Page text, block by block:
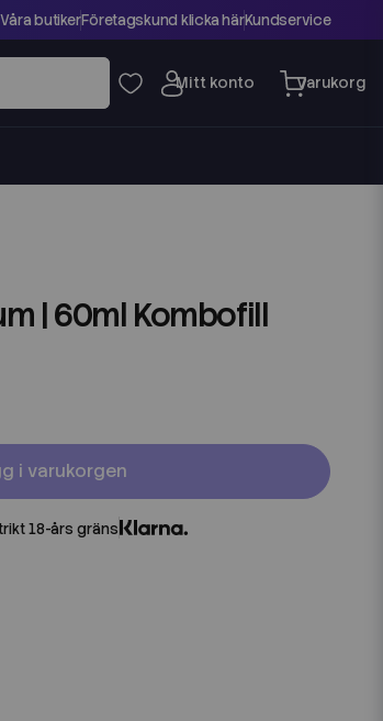
Våra butikerFöretagskund klicka härKundservice
| 60ml Kombofill
i varukorgen
18-års gräns